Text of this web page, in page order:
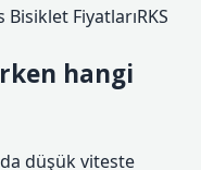
Bisiklet FiyatlarıRKS
hangi
düşük viteste